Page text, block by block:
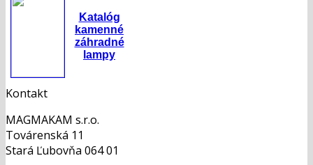
Katalóg
kamenné
záhradné
lampy
Kontakt
MAGMAKAM s.r.o.
Továrenská 11
Stará Ľubovňa 064 01